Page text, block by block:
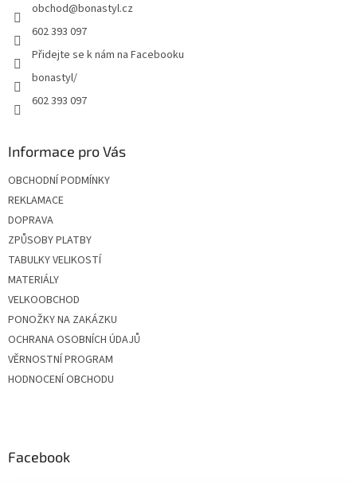
obchod@bonastyl.cz
602 393 097
Přidejte se k nám na Facebooku
bonastyl/
602 393 097
Informace pro Vás
OBCHODNÍ PODMÍNKY
REKLAMACE
DOPRAVA
ZPŮSOBY PLATBY
TABULKY VELIKOSTÍ
MATERIÁLY
VELKOOBCHOD
PONOŽKY NA ZAKÁZKU
OCHRANA OSOBNÍCH ÚDAJŮ
VĚRNOSTNÍ PROGRAM
HODNOCENÍ OBCHODU
Facebook